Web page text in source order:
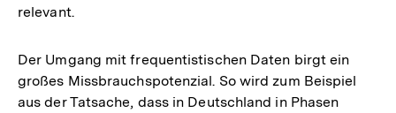
relevant.
Der Umgang mit frequentistischen Daten birgt ein
großes Missbrauchspotenzial. So wird zum Beispiel
aus der Tatsache, dass in Deutschland in Phasen